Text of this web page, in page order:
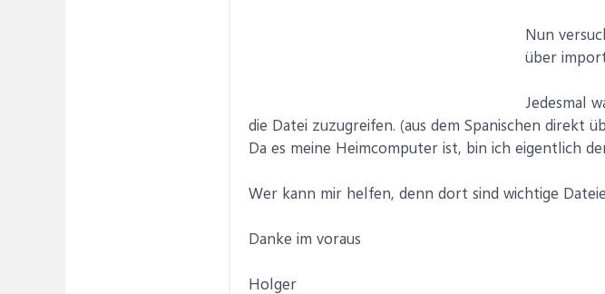
Nun
über
Jedesmal
die Datei zuzugreifen. (aus dem Spanischen direkt
Da es meine Heimcomputer ist, bin ich eigentlich
Wer kann mir helfen, denn dort sind wichtige
Danke im voraus
Holger